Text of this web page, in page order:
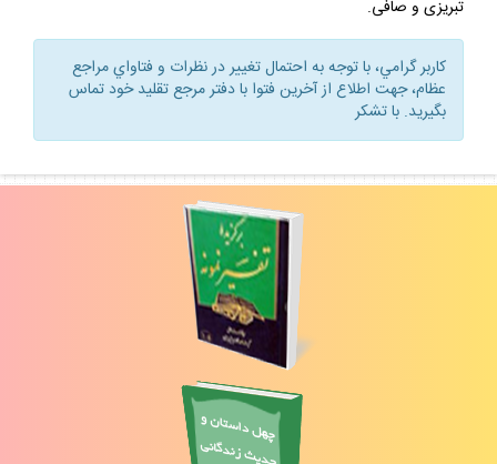
تبريزى و صافى.
كاربر گرامي، با توجه به احتمال تغيير در نظرات و فتاواي مراجع
عظام، جهت اطلاع از آخرين فتوا با دفتر مرجع تقليد خود تماس
بگيريد. با تشكر